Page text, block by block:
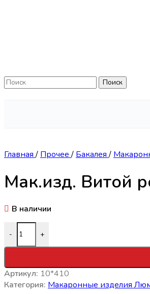
Поиск
Главная/ Прочее/ Бакалея/
Мак.изд. Витой
В наличии
-
Количество товара Мак.изд. Витой
+
Артикул: 10*410
Категория: Макаронные изделия